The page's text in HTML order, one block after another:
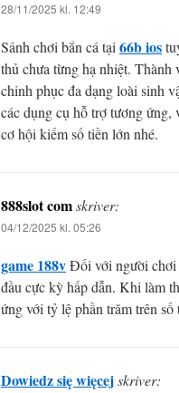
28/11/2025 kl. 12:49
Sảnh chơi bắn cá tại 66b ios
thủ chưa từng hạ nhiệt. Thành
chinh phục đa dạng loài sinh
các dụng cụ hỗ trợ tương ứng,
cơ hội kiếm số tiền lớn nhé.
888slot comskriver:
04/12/2025 kl. 05:26
game 188vĐối với người chơi
đầu cực kỳ hấp dẫn. Khi làm
ứng với tỷ lệ phần trăm trên
Dowiedz się więcejskriver: